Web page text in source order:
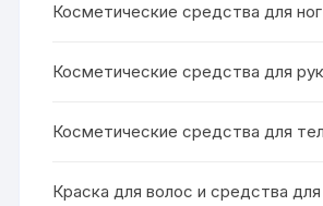
Косметические средства для ног
Косметические средства для рук
Косметические средства для
Краска для волос и средства